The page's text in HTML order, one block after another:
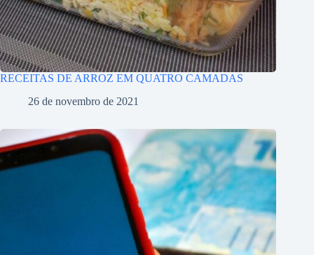
RECEITAS DE ARROZ EM QUATRO CAMADAS
26 de novembro de 2021